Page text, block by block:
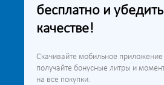
бесплатно и
качестве!
Скачивайте мобильное приложение
получайте бонусные литры и
на все покупки.